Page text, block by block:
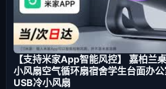
【支持米家App智能风控】 嘉柏兰
小风扇空气循环扇宿舍学生台面办
USB冷小风扇